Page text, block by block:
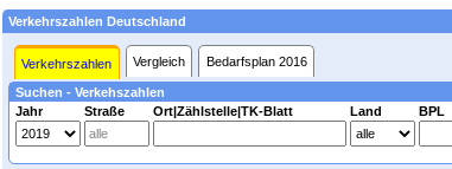
Verkehrszahlen Deutschland
Verkehrszahlen Vergleich Bedarfsplan 2016
Suchen - Verkehszahlen
Jahr
Straße Ort|Zählstelle|TK-Blatt Land BPL